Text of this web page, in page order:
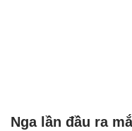
Nga lần đầu ra